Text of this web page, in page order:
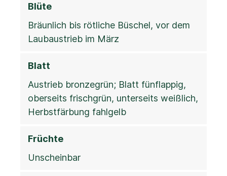
Blüte
Bräunlich bis rötliche Büschel, vor dem
Laubaustrieb im März
Blatt
Austrieb bronzegrün; Blatt fünflappig,
oberseits frischgrün, unterseits weißlich,
Herbstfärbung fahlgelb
Früchte
Unscheinbar